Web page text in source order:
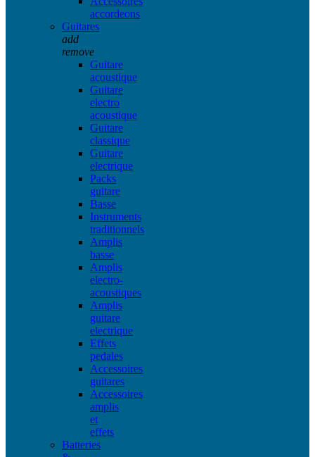
accordeons
Guitares
add
remove
Guitare
acoustique
Guitare
electro
acoustique
Guitare
classique
Guitare
electrique
Packs
guitare
Basse
Instruments
traditionnels
Amplis
basse
Amplis
electro-
acoustiques
Amplis
guitare
electrique
Effets
pedales
Accessoires
guitares
Accessoires
amplis
et
effets
Batteries